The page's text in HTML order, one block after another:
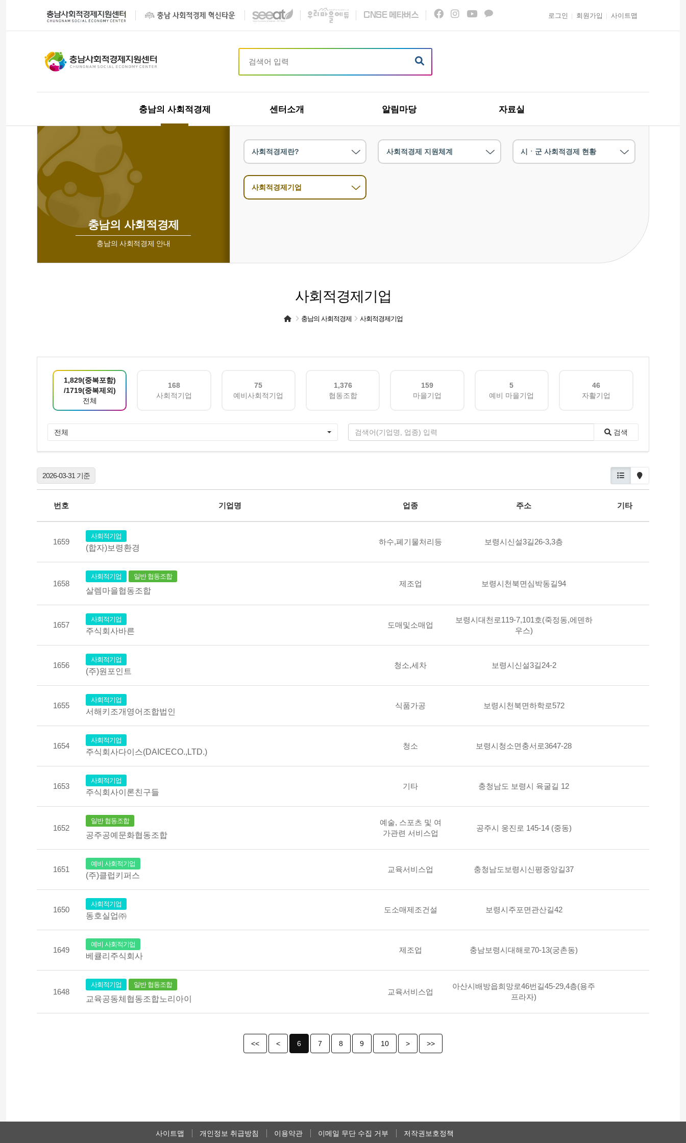
C NSE메타버스 로그인 회원가입 사이트맵
충남의 사회적경제 센터소개 알림마당 자료실
충남의 사회적경제
충남의 사회적경제 안내
사회적경제란? 사회적경제 지원체계 시ㆍ군 사회적경제 현황
사회적경제기업
사회적경제기업
충남의 사회적경제 사회적경제기업
1,829(중복포함)
/1719(중복제외)
전체
168
사회적기업
75
예비사회적기업
1,376
협동조합
159
마을기업
5
예비 마을기업
46
자활기업
전체 검색
2026-03-31 기준
번호 기업명 업종 주소 기타
1659
사회적기업
(합자)보령환경
하수,폐기물처리등 보령시신설3길26-3,3층
1658
사회적기업 일반 협동조합
살렘마을협동조합
제조업 보령시천북면심박동길94
1657
사회적기업
주식회사바른
도매및소매업
보령시대천로119-7,101호(죽정동,에덴하
우스)
1656
사회적기업
(주)원포인트
청소,세차 보령시신설3길24-2
1655
사회적기업
서해키조개영어조합법인
식품가공 보령시천북면하학로572
1654
사회적기업
주식회사다이스(DAICECO.,LTD.)
청소 보령시청소면충서로3647-28
1653
사회적기업
주식회사이론친구들
기타 충청남도 보령시 육굴길 12
1652
일반 협동조합
공주공예문화협동조합
예술, 스포츠 및 여
가관련 서비스업
공주시 웅진로 145-14 (중동)
1651
예비 사회적기업
(주)클럽키퍼스
교육서비스업 충청남도보령시신평중앙길37
1650
사회적기업
동호실업㈜
도소매제조건설 보령시주포면관산길42
1649
예비 사회적기업
베큘리주식회사
제조업 충남보령시대해로70-13(궁촌동)
1648
사회적기업 일반 협동조합
교육공동체협동조합노리아이
교육서비스업
아산시배방읍희망로46번길45-29,4층(용주
프라자)
<< < 6 7 8 9 10 > >>
사이트맵 개인정보 취급방침 이용약관 이메일 무단 수집 거부 저작권보호정책